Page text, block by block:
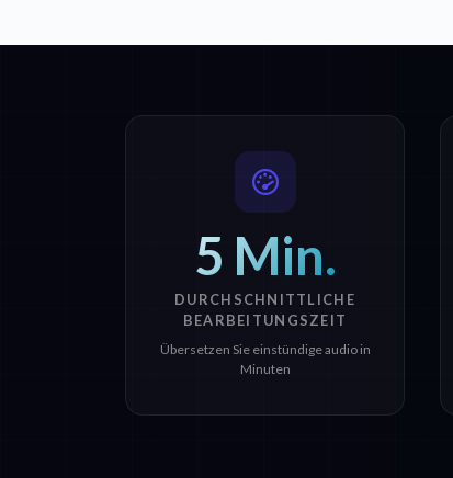
5 Min.
DURCHSCHNITTLICHE
BEARBEITUNGSZEIT
Übersetzen Sie einstündige audio in
Minuten